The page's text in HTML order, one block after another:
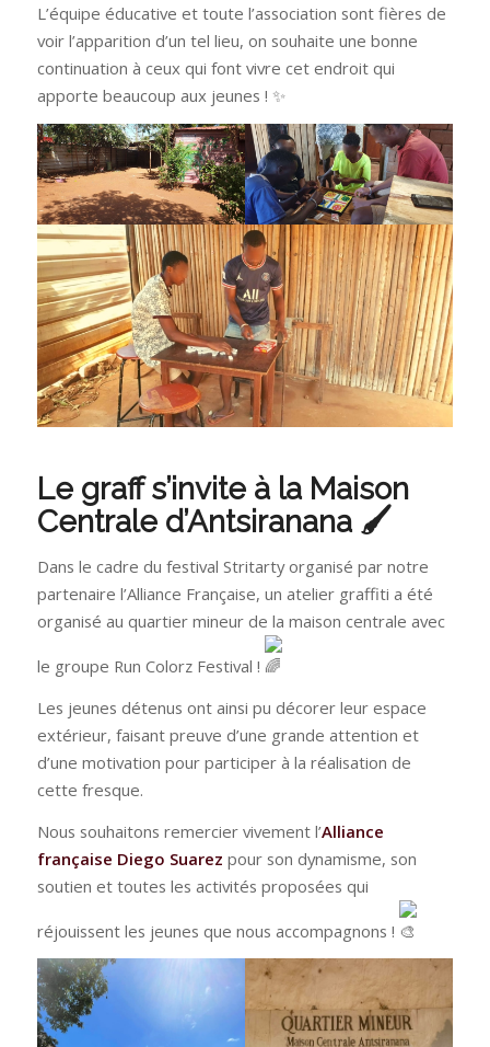
L’équipe éducative et toute l’association sont fières de
voir l’apparition d’un tel lieu, on souhaite une bonne
continuation à ceux qui font vivre cet endroit qui
apporte beaucoup aux jeunes ! ✨
Le graff s’invite à la Maison
Centrale d’Antsiranana 🖌
Dans le cadre du festival Stritarty organisé par notre
partenaire l’Alliance Française, un atelier graffiti a été
organisé au quartier mineur de la maison centrale avec
le groupe Run Colorz Festival !
Les jeunes détenus ont ainsi pu décorer leur espace
extérieur, faisant preuve d’une grande attention et
d’une motivation pour participer à la réalisation de
cette fresque.
Nous souhaitons remercier vivement l’Alliance
française Diego Suarez pour son dynamisme, son
soutien et toutes les activités proposées qui
réjouissent les jeunes que nous accompagnons !